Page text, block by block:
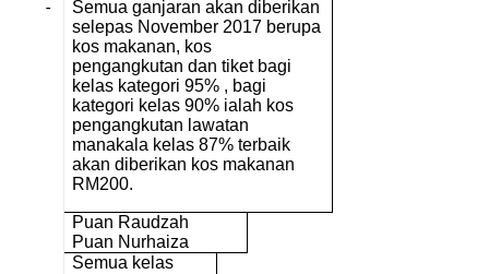
-
Semua ganjaran akan diberikan
selepas November 2017 berupa
kos makanan, kos
pengangkutan dan tiket bagi
kelas kategori 95% , bagi
kategori kelas 90% ialah kos
pengangkutan lawatan
manakala kelas 87% terbaik
akan diberikan kos makanan
RM200.
Puan Raudzah
Puan Nurhaiza
Semua kelas